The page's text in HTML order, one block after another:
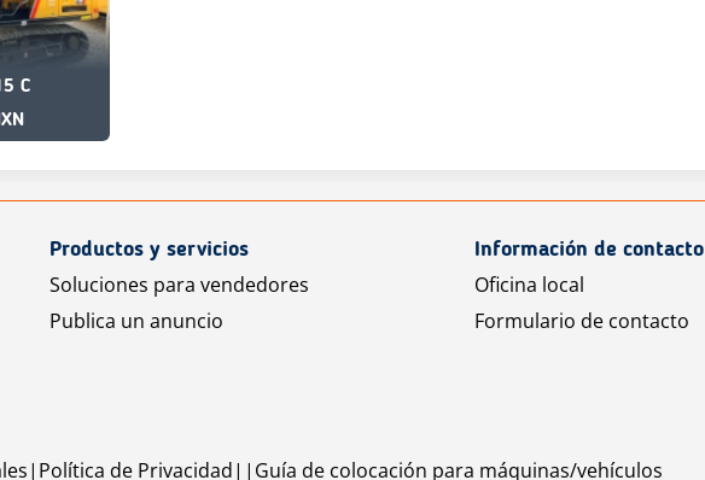
C
Productos y servicios
Soluciones para vendedores
Publica un anuncio
Información de contacto
Oficina local
Formulario de contacto
Política de Privacidad Guía de colocación para máquinas/vehículos